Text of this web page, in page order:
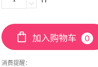
加入购物车 0
消费提醒：